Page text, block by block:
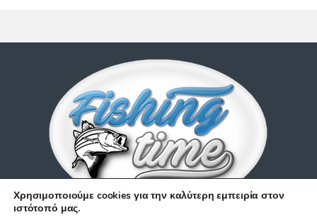
Χρησιμοποιούμε cookies για την καλύτερη εμπειρία στον
ιστότοπό μας.